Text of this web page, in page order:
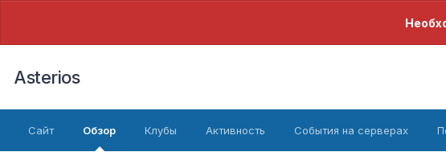
Asterios
Сайт Обзор Клубы Активность События на серверах